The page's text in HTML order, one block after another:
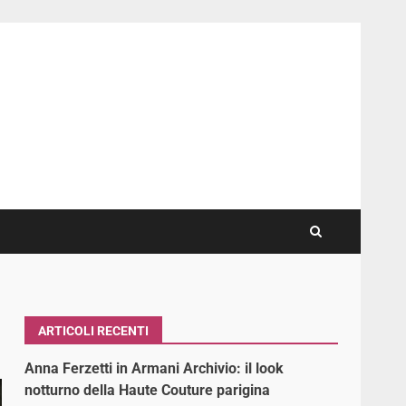
ARTICOLI RECENTI
Anna Ferzetti in Armani Archivio: il look
notturno della Haute Couture parigina